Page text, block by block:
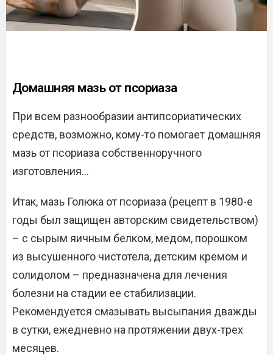
Домашняя мазь от псориаза
При всем разнообразии антипсориатических
средств, возможно, кому-то помогает домашняя
мазь от псориаза собственноручного
изготовления…
Итак, мазь Голюка от псориаза (рецепт в 1980-е
годы был защищен авторским свидетельством)
– с сырым яичным белком, медом, порошком
из высушенного чистотела, детским кремом и
солидолом – предназначена для лечения
болезни на стадии ее стабилизации.
Рекомендуется смазывать высыпания дважды
в сутки, ежедневно на протяжении двух-трех
месяцев.